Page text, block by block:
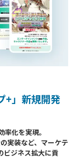
+」新規開発
化を実現。
実装など、マーケテ
ビジネス拡大に貢